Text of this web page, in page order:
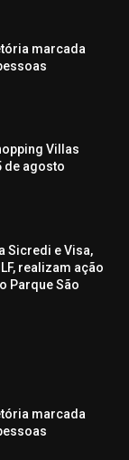
marcada
Villas
de agosto
Sicredi e Visa,
realizam ação
Parque São
marcada